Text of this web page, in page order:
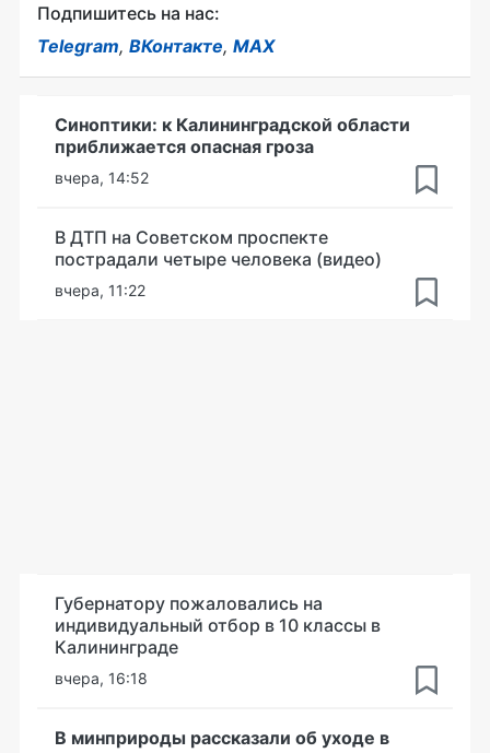
Подпишитесь на нас:
Telegram, ВКонтакте, MAX
Синоптики: к Калининградской области
приближается опасная гроза
вчера, 14:52
В ДТП на Советском проспекте
пострадали четыре человека (видео)
вчера, 11:22
Губернатору пожаловались на
индивидуальный отбор в 10 классы в
Калининграде
вчера, 16:18
В минприроды рассказали об уходе в